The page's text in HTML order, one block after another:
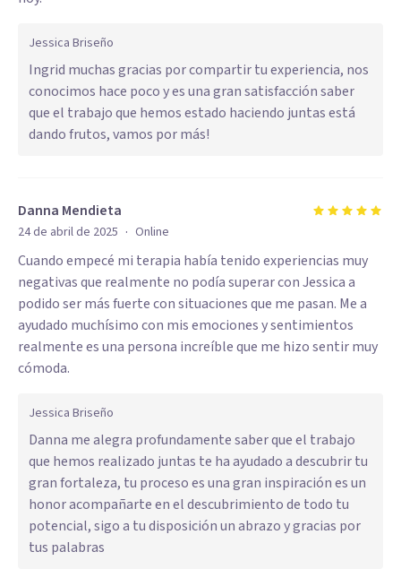
Jessica Briseño
Ingrid muchas gracias por compartir tu experiencia, nos
conocimos hace poco y es una gran satisfacción saber
que el trabajo que hemos estado haciendo juntas está
dando frutos, vamos por más!
Danna Mendieta
24 de abril de 2025 · Online
Cuando empecé mi terapia había tenido experiencias muy
negativas que realmente no podía superar con Jessica a
podido ser más fuerte con situaciones que me pasan. Me a
ayudado muchísimo con mis emociones y sentimientos
realmente es una persona increíble que me hizo sentir muy
cómoda.
Jessica Briseño
Danna me alegra profundamente saber que el trabajo
que hemos realizado juntas te ha ayudado a descubrir tu
gran fortaleza, tu proceso es una gran inspiración es un
honor acompañarte en el descubrimiento de todo tu
potencial, sigo a tu disposición un abrazo y gracias por
tus palabras